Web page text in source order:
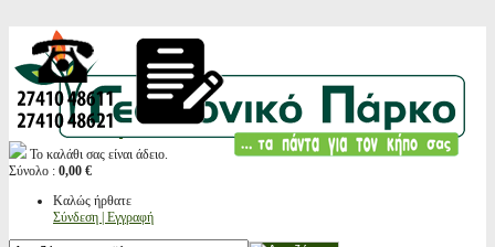
Το καλάθι σας είναι άδειο.
Σύνολο : 0,00 €
Καλώς ήρθατε
Σύνδεση | Εγγραφή